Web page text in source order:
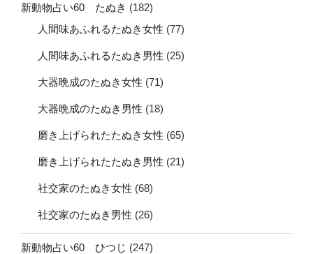
新動物占い60 たぬき (182)
人間味あふれるたぬき女性 (77)
人間味あふれるたぬき男性 (25)
大器晩成のたぬき女性 (71)
大器晩成のたぬき男性 (18)
磨き上げられたたぬき女性 (65)
磨き上げられたたぬき男性 (21)
社交家のたぬき女性 (68)
社交家のたぬき男性 (26)
新動物占い60 ひつじ (247)